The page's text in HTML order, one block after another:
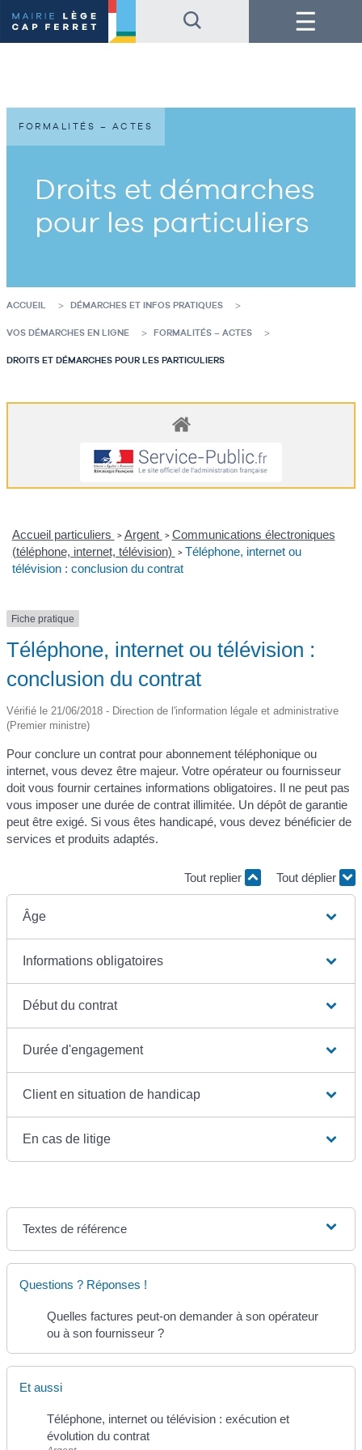
au
contenu
de
au
pied
de
Menu
Droits et démarches
pour les particuliers
FORMALITÉS – ACTES
ACCUEIL DÉMARCHES ET INFOS PRATIQUES
VOS DÉMARCHES EN LIGNE FORMALITÉS – ACTES
DROITS ET DÉMARCHES POUR LES PARTICULIERS
Accueil particuliers > Argent > Communications électroniques
(téléphone, internet, télévision) > Téléphone, internet ou
télévision : conclusion du contrat
Fiche pratique
Téléphone, internet ou télévision :
conclusion du contrat
Vérifié le 21/06/2018 - Direction de l'information légale et administrative
(Premier ministre)
Pour conclure un contrat pour abonnement téléphonique ou
internet, vous devez être majeur. Votre opérateur ou fournisseur
doit vous fournir certaines informations obligatoires. Il ne peut pas
vous imposer une durée de contrat illimitée. Un dépôt de garantie
peut être exigé. Si vous êtes handicapé, vous devez bénéficier de
services et produits adaptés.
Tout replier Tout déplier
Âge
Informations obligatoires
Début du contrat
Durée d'engagement
Client en situation de handicap
En cas de litige
Textes de référence
Questions ? Réponses !
Quelles factures peut-on demander à son opérateur
ou à son fournisseur ?
Et aussi
Téléphone, internet ou télévision : exécution et
évolution du contrat